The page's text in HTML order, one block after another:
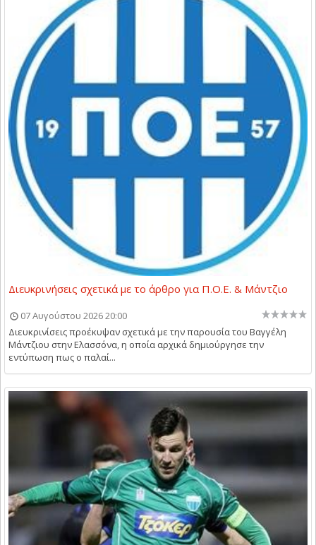
Διευκρινήσεις σχετικά με το άρθρο για Π.Ο.Ε. & Μάντζιο
07 Αυγούστου 2026 20:00
Διευκρινίσεις προέκυψαν σχετικά με την παρουσία του Βαγγέλη
Μάντζιου στην Ελασσόνα, η οποία αρχικά δημιούργησε την
εντύπωση πως ο παλαί...